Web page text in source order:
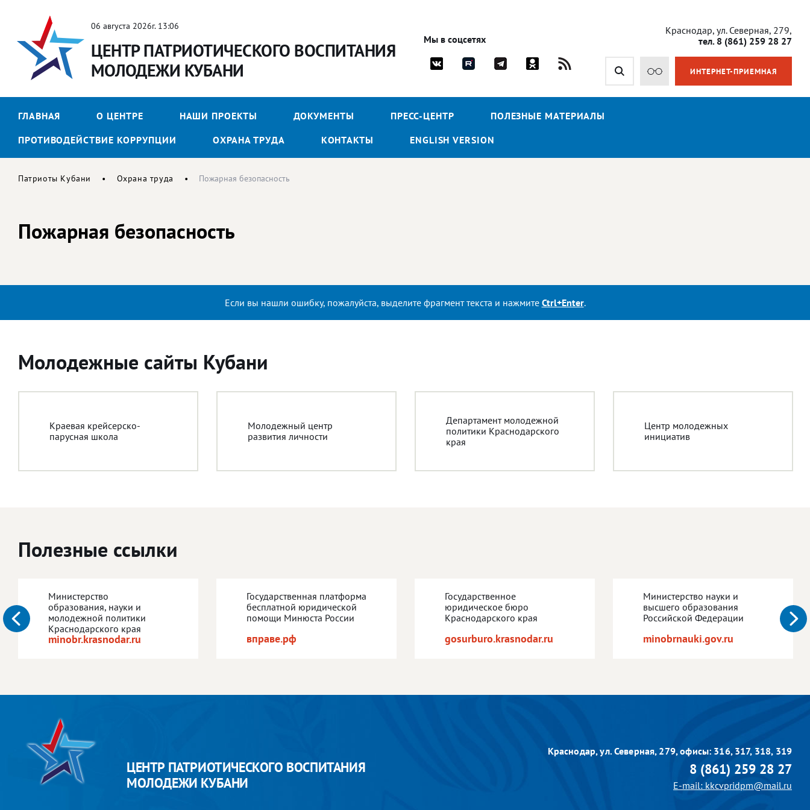
06 августа 2026г. 13:06
ЦЕНТР ПАТРИОТИЧЕСКОГО ВОСПИТАНИЯ
МОЛОДЕЖИ КУБАНИ
Мы в соцсетях
Краснодар, ул. Северная, 279,
тел. 8 (861) 259 28 27
ИНТЕРНЕТ-ПРИЕМНАЯ
ГЛАВНАЯ О ЦЕНТРЕ НАШИ ПРОЕКТЫ ДОКУМЕНТЫ ПРЕСС-ЦЕНТР
ПОЛЕЗНЫЕ МАТЕРИАЛЫ
ПРОТИВОДЕЙСТВИЕ КОРРУПЦИИ
ОХРАНА ТРУДА КОНТАКТЫ ENGLISH VERSION
Патриоты Кубани Охрана труда Пожарная безопасность
Пожарная безопасность
Если вы нашли ошибку, пожалуйста, выделите фрагмент текста и нажмите Ctrl+Enter.
Молодежные сайты Кубани
Краевая крейсерско-
парусная школа
Молодежный центр
развития личности
Департамент молодежной
политики Краснодарского
края
Центр молодежных
инициатив
Полезные ссылки
Министерство
образования, науки и
молодежной политики
Краснодарского края
minobr.krasnodar.ru
Государственная платформа
бесплатной юридической
помощи Минюста России
вправе.рф
Государственное
юридическое бюро
Краснодарского края
gosurburo.krasnodar.ru
Министерство науки и
высшего образования
Российской Федерации
minobrnauki.gov.ru
ЦЕНТР ПАТРИОТИЧЕСКОГО ВОСПИТАНИЯ
МОЛОДЕЖИ КУБАНИ
Краснодар, ул. Северная, 279,офисы: 316, 317, 318, 319
8 (861) 259 28 27
E-mail: kkcvpridpm@mail.ru